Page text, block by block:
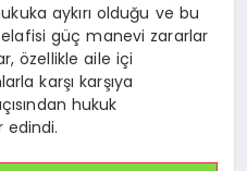
aykırı olduğu ve bu
güç manevi zararlar
özellikle aile içi
karşı karşıya
hukuk